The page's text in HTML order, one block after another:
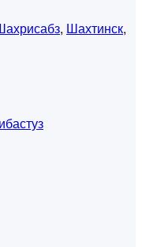
, Шахтинск,